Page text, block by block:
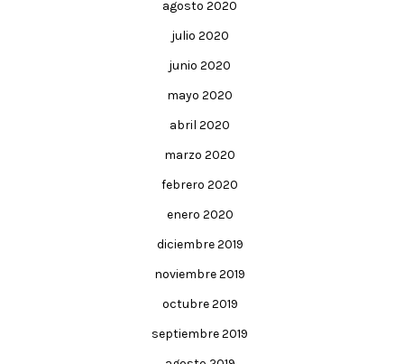
agosto 2020
julio 2020
junio 2020
mayo 2020
abril 2020
marzo 2020
febrero 2020
enero 2020
diciembre 2019
noviembre 2019
octubre 2019
septiembre 2019